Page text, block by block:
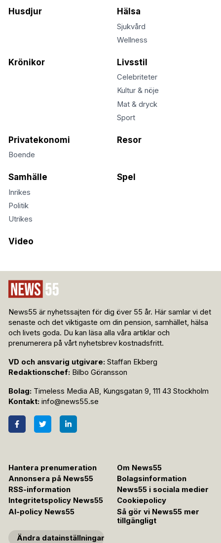
Husdjur Hälsa
Sjukvård
Wellness
Krönikor Livsstil
Celebriteter
Kultur & nöje
Mat & dryck
Sport
Privatekonomi
Boende
Resor
Samhälle
Inrikes
Politik
Utrikes
Spel
Video
News55 är nyhetssajten för dig över 55 år. Här samlar vi det
senaste och det viktigaste om din pension, samhället, hälsa
och livets goda. Du kan läsa alla våra artiklar och
prenumerera på vårt nyhetsbrev kostnadsfritt.
VD och ansvarig utgivare: Staffan Ekberg
Redaktionschef: Bilbo Göransson
Bolag: Timeless Media AB, Kungsgatan 9, 111 43 Stockholm
Kontakt: info@news55.se
Hantera prenumeration
Om News55
Annonsera på News55
Bolagsinformation
RSS-information
News55 i sociala medier
Integritetspolicy News55
Cookiepolicy
AI-policy News55
Så gör vi News55 mer
tillgängligt
Ändra datainställningar